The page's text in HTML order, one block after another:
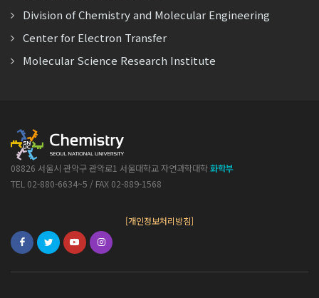
Division of Chemistry and Molecular Engineering
Center for Electron Transfer
Molecular Science Research Institute
08826 서울시 관악구 관악로1 서울대학교 자연과학대학화학부
TEL 02-880-6634~5 / FAX 02-889-1568
[개인정보처리방침]